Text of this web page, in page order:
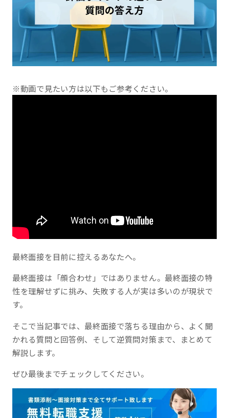
※動画で見たい方は以下もご参考ください。
最終面接を目前に控えるあなたへ。
最終面接は「顔合わせ」ではありません。最終面接の特
性を理解せずに挑み、失敗する人が実は多いのが現状で
す。
そこで当記事では、最終面接で落ちる理由から、よく聞
かれる質問と回答例、そして逆質問対策まで、まとめて
解説します。
ぜひ最後までチェックしてください。